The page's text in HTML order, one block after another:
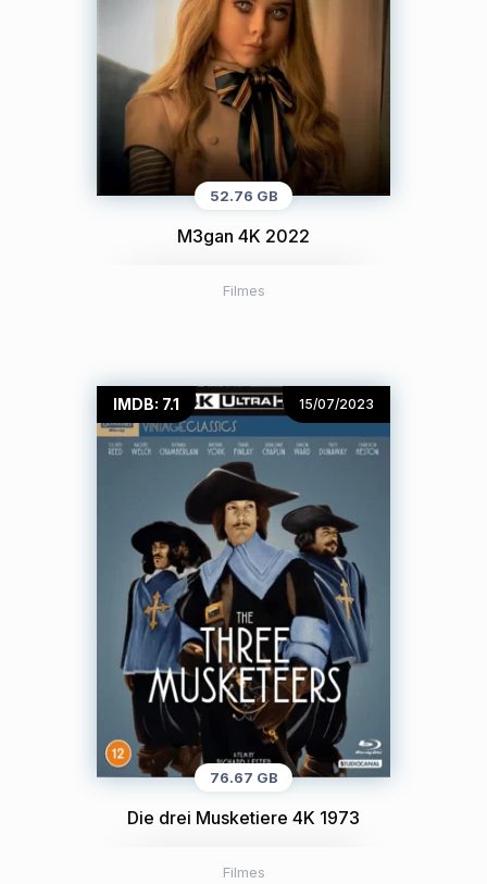
52.76 GB
M3gan 4K 2022
Filmes
IMDB: 7.1 15/07/2023
76.67 GB
Die drei Musketiere 4K 1973
Filmes